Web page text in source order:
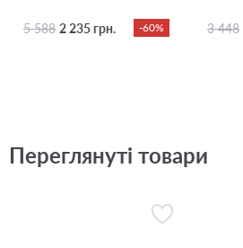
5 588 2 235 грн. -60% 3 448
Переглянуті товари